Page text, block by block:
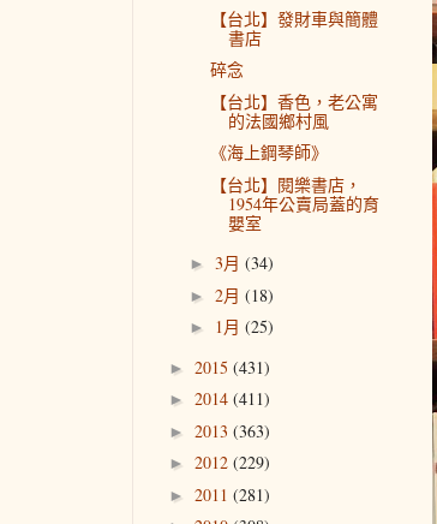
【台北】發財車與簡體
書店
碎念
【台北】香色，老公寓
的法國鄉村風
《海上鋼琴師》
【台北】閱樂書店，
1954年公賣局蓋的育
嬰室
► 3月 (34)
► 2月 (18)
► 1月 (25)
► 2015 (431)
► 2014 (411)
► 2013 (363)
► 2012 (229)
► 2011 (281)